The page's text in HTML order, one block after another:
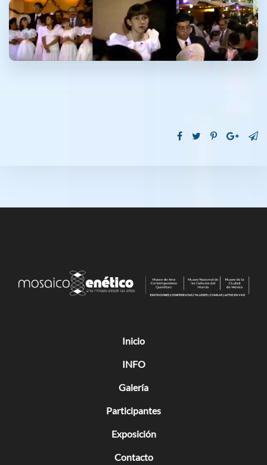
Inicio
INFO
Galería
Participantes
Exposición
Contacto